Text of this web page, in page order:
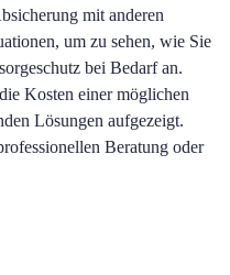
mit anderen
um zu sehen, wie Sie
bei Bedarf an.
Kosten einer möglichen
Lösungen aufgezeigt.
Beratung oder